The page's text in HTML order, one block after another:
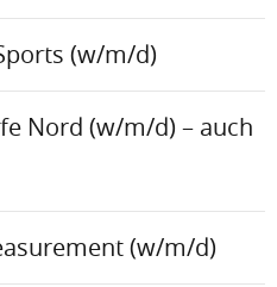
(w/m/d)
Nord (w/m/d) – auch
(w/m/d)